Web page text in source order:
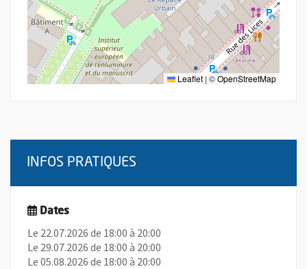
Leaflet |©OpenStreetMap
INFOS PRATIQUES
Dates
Le 22.07.2026 de 18:00 à 20:00
Le 29.07.2026 de 18:00 à 20:00
Le 05.08.2026 de 18:00 à 20:00